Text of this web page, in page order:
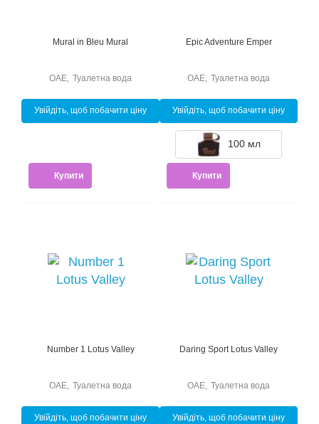
Mural in Bleu Mural
Туалетна вода
ОАЕ
Увійдіть, щоб побачити ціну
Купити
Epic Adventure Emper
Туалетна вода
ОАЕ
Увійдіть, щоб побачити ціну
100 мл
Купити
Number 1 Lotus Valley
Туалетна вода
ОАЕ
Увійдіть, щоб побачити ціну
Daring Sport Lotus Valley
Туалетна вода
ОАЕ
Увійдіть, щоб побачити ціну